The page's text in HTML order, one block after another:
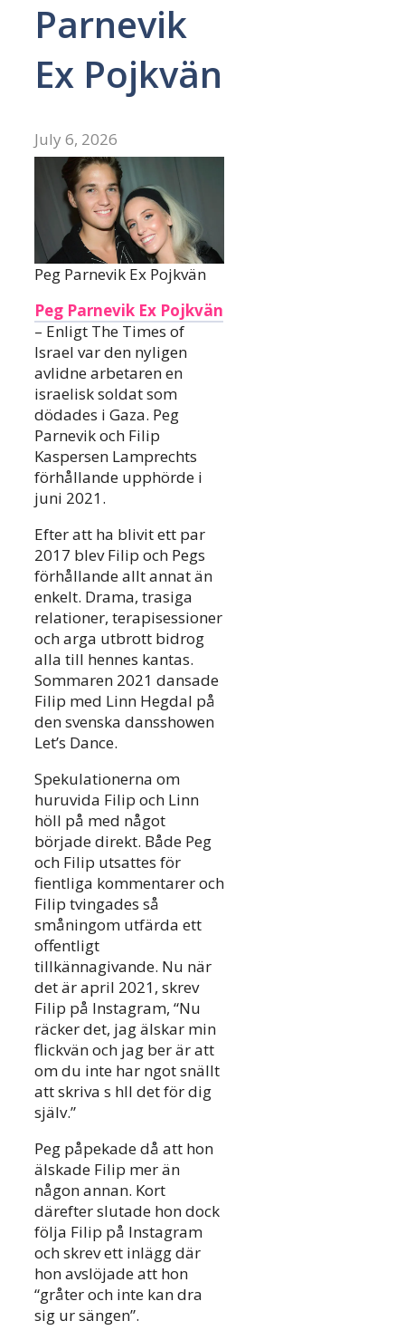
Parnevik
Ex Pojkvän
July 6, 2026
Peg Parnevik Ex Pojkvän
Peg Parnevik Ex Pojkvän
– Enligt The Times of
Israel var den nyligen
avlidne arbetaren en
israelisk soldat som
dödades i Gaza. Peg
Parnevik och Filip
Kaspersen Lamprechts
förhållande upphörde i
juni 2021.
Efter att ha blivit ett par
2017 blev Filip och Pegs
förhållande allt annat än
enkelt. Drama, trasiga
relationer, terapisessioner
och arga utbrott bidrog
alla till hennes kantas.
Sommaren 2021 dansade
Filip med Linn Hegdal på
den svenska dansshowen
Let’s Dance.
Spekulationerna om
huruvida Filip och Linn
höll på med något
började direkt. Både Peg
och Filip utsattes för
fientliga kommentarer och
Filip tvingades så
småningom utfärda ett
offentligt
tillkännagivande. Nu när
det är april 2021, skrev
Filip på Instagram, “Nu
räcker det, jag älskar min
flickvän och jag ber är att
om du inte har ngot snällt
att skriva s hll det för dig
själv.”
Peg påpekade då att hon
älskade Filip mer än
någon annan. Kort
därefter slutade hon dock
följa Filip på Instagram
och skrev ett inlägg där
hon avslöjade att hon
“gråter och inte kan dra
sig ur sängen”.